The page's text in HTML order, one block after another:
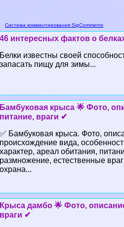
Система комментирования SigComments
46 интересных фактов о
Белки известны своей
запасать пищу для зимы...
Бамбуковая крыса 🌟 Фото,
питание, враги ✔
✅ Бамбуковая крыса. Фото,
происхождение вида,
хаpaктер, ареал обитания,
размножение, естественные
охрана...
Крыса дамбо 🌟 Фото,
враги ✔